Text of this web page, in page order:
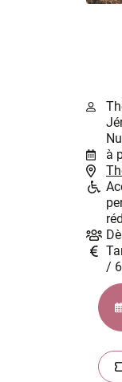
à
/